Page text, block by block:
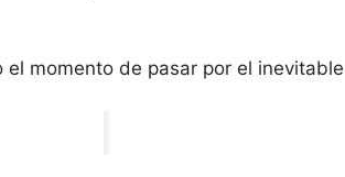
momento de pasar por el